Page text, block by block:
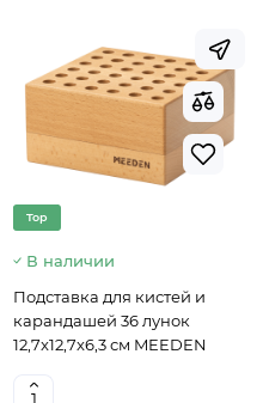
Top
В наличии
Подставка для кистей и
карандашей 36 лунок
12,7x12,7x6,3 см MEEDEN